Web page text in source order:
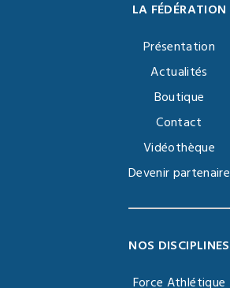
LA FÉDÉRATION
Présentation
Actualités
Boutique
Contact
Vidéothèque
Devenir partenaire
NOS DISCIPLINES
Force Athlétique